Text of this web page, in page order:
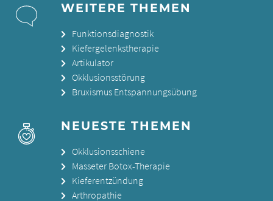
WEITERE THEMEN
Funktionsdiagnostik
Kiefergelenkstherapie
Artikulator
Okklusionsstörung
Bruxismus Entspannungsübung
NEUESTE THEMEN
Okklusionsschiene
Masseter Botox-Therapie
Kieferentzündung
Arthropathie